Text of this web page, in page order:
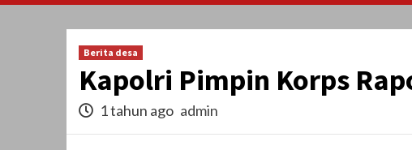
Berita desa
Kapolri Pimpin Korps
1 tahun ago admin